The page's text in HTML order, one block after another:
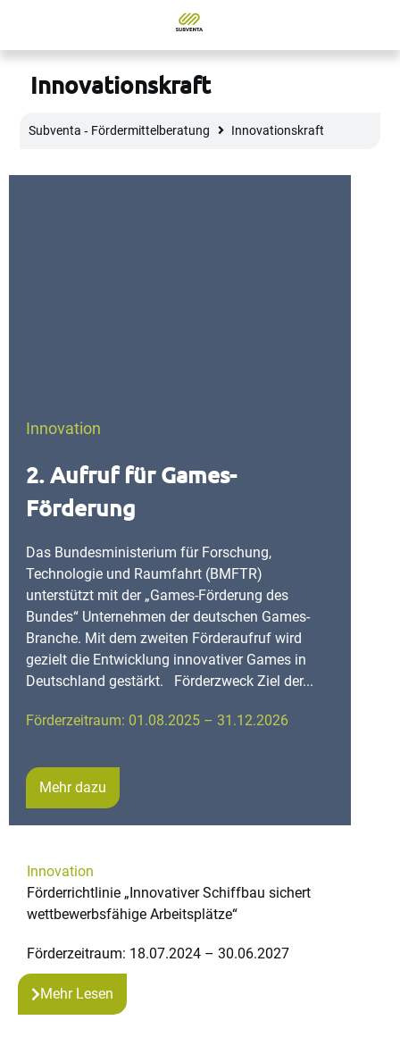
Innovationskraft
Subventa ‐ Fördermittelberatung Innovationskraft
Innovation
2. Aufruf für Games-
Förderung
Das Bundesministerium für Forschung,
Technologie und Raumfahrt (BMFTR)
unterstützt mit der „Games-Förderung des
Bundes“ Unternehmen der deutschen Games-
Branche. Mit dem zweiten Förderaufruf wird
gezielt die Entwicklung innovativer Games in
Deutschland gestärkt. Förderzweck Ziel der...
Förderzeitraum: 01.08.2025 – 31.12.2026
Mehr dazu
Innovation
Förderrichtlinie „Innovativer Schiffbau sichert
wettbewerbsfähige Arbeitsplätze“
Förderzeitraum: 18.07.2024 – 30.06.2027
Mehr Lesen